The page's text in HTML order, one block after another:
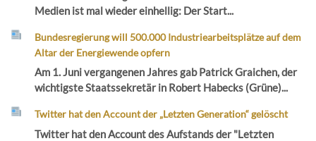
Medien ist mal wieder einhellig: Der Start...
Bundesregierung will 500.000 Industriearbeitsplätze auf dem
Altar der Energiewende opfern
Am 1. Juni vergangenen Jahres gab Patrick Graichen, der
wichtigste Staatssekretär in Robert Habecks (Grüne)...
Twitter hat den Account der „Letzten Generation“ gelöscht
Twitter hat den Account des Aufstands der "Letzten